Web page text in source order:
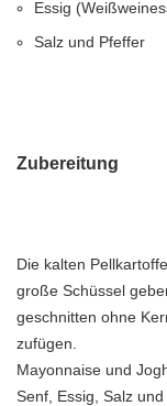
Essig
Salz und Pfeffer
Zubereitung
Die kalten
große Schüssel
geschnitten ohne
zufügen.
Mayonnaise und
Senf, Essig, Salz